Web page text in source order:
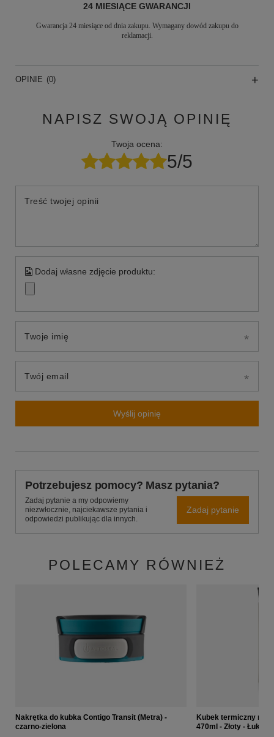
24 MIESIĄCE GWARANCJI
Gwarancja 24 miesiące od dnia zakupu. Wymagany dowód zakupu do
reklamacji.
OPINIE (0)
NAPISZ SWOJĄ OPINIĘ
Twoja ocena:
5/5
Treść twojej opinii
Dodaj własne zdjęcie produktu:
Twoje imię
Twój email
Wyślij opinię
Potrzebujesz pomocy? Masz pytania?
Zadaj pytanie a my odpowiemy
niezwłocznie, najciekawsze pytania i
odpowiedzi publikując dla innych.
Zadaj pytanie
POLECAMY RÓWNIEŻ
Nakrętka do kubka Contigo Transit (Metra) -
czarno-zielona
Kubek termiczny na
470ml - Złoty -